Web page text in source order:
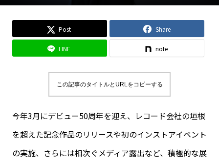
Post Share
LINE note
この記事のタイトルとURLをコピーする
今年3月にデビュー50周年を迎え、レコード会社の垣根
を超えた記念作品のリリースや初のインストアイベント
の実施、さらには相次ぐメディア露出など、積極的な展